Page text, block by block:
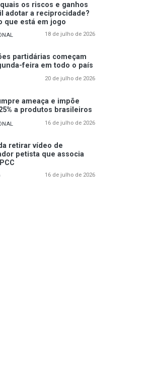
os riscos e ganhos
adotar a reciprocidade?
que está em jogo
18 de julho de 2026
partidárias começam
feira em todo o país
20 de julho de 2026
ameaça e impõe
a produtos brasileiros
16 de julho de 2026
retirar vídeo de
petista que associa
16 de julho de 2026